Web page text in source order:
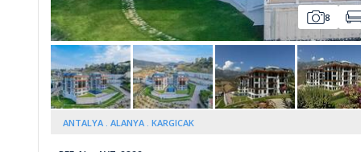
8
ANTALYA ALANYA KARGICAK